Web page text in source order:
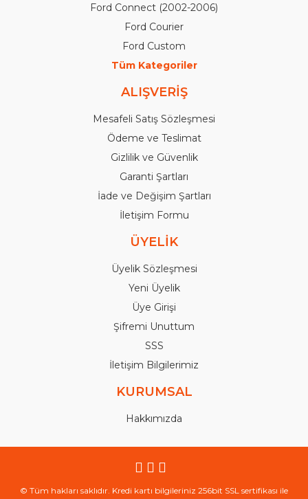
Ford Connect (2002-2006)
Ford Courier
Ford Custom
Tüm Kategoriler
ALIŞVERİŞ
Mesafeli Satış Sözleşmesi
Ödeme ve Teslimat
Gizlilik ve Güvenlik
Garanti Şartları
İade ve Değişim Şartları
İletişim Formu
ÜYELİK
Üyelik Sözleşmesi
Yeni Üyelik
Üye Girişi
Şifremi Unuttum
SSS
İletişim Bilgilerimiz
KURUMSAL
Hakkımızda
© Tüm hakları saklıdır. Kredi kartı bilgileriniz 256bit SSL sertifikası ile